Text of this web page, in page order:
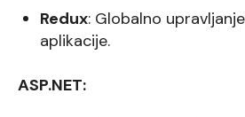
Redux: Globalno
aplikacije.
ASP.NET: